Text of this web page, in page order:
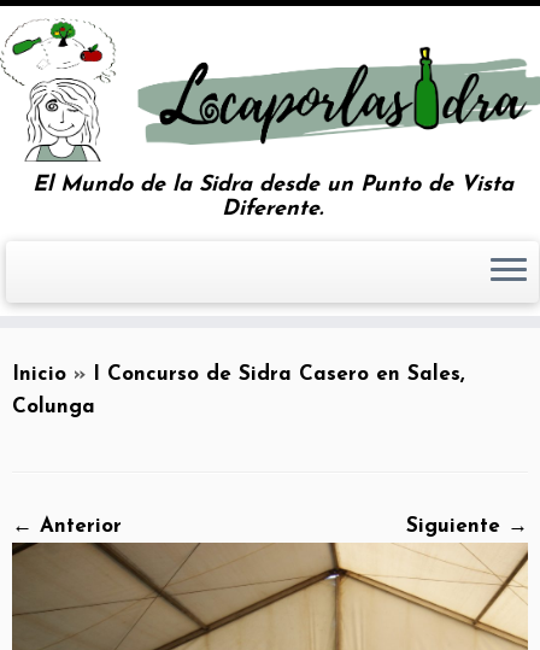
El Mundo de la Sidra desde un Punto de Vista
Diferente.
Inicio »
I Concurso de Sidra Casero en Sales,
Colunga
← Anterior Siguiente →